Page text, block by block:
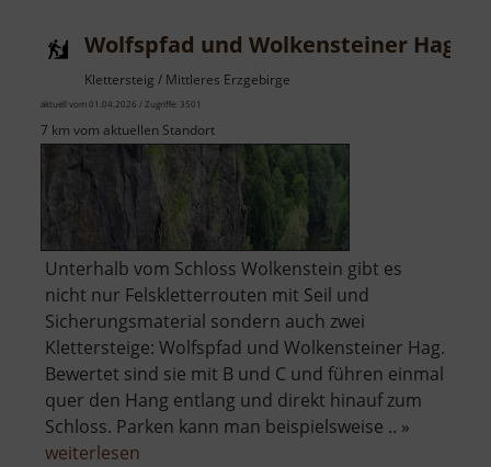
Wolfspfad und Wolkensteiner Hag
Klettersteig / Mittleres Erzgebirge
aktuell vom 01.04.2026 / Zugriffe: 3501
7 km vom aktuellen Standort
Unterhalb vom Schloss Wolkenstein gibt es
nicht nur Felskletterrouten mit Seil und
Sicherungsmaterial sondern auch zwei
Klettersteige: Wolfspfad und Wolkensteiner Hag.
Bewertet sind sie mit B und C und führen einmal
quer den Hang entlang und direkt hinauf zum
Schloss. Parken kann man beispielsweise .. »
weiterlesen